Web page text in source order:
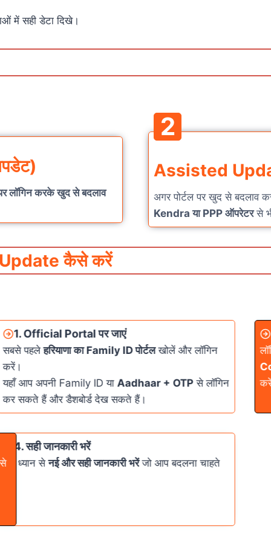
में सही डेटा दिखे।
लॉगिन करके खुद से बदलाव
2
Assisted
अगर पोर्टल पर खुद से बदलाव
Kendra या PPP ऑपरेटरसे
कैसे करें
1. Official Portal पर जाएं
सबसे पहलेहरियाणा का Family ID पोर्टलखोलें और लॉगिन
करें।
यहाँ आप अपनी Family ID याAadhaar + OTPसे लॉगिन
कर सकते हैं और डैशबोर्ड देख सकते हैं।
4. सही जानकारी भरें
अब ध्यान सेनई और सही जानकारी भरेंजो आप बदलना चाहते